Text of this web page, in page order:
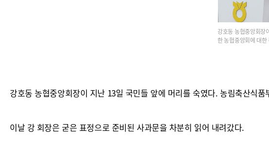
강호동 농협중앙회장
한 농협중앙회에 대
강호동 농협중앙회장이 지난 13일 국민들 앞에 머리를 숙였다. 농림축산식
이날 강 회장은 굳은 표정으로 준비된 사과문을 차분히 읽어 내려갔다.